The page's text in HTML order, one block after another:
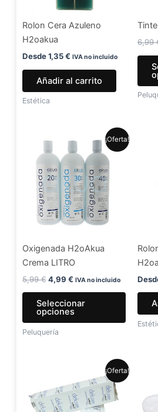
Rolon Cera Azuleno
H2oakua
Desde1,35€ IVA no incluido
Añadir al carrito
Estética
6,99
¡Oferta!
Oxigenada H2oAkua
Crema LITRO
5,99€
original
era:
5,99 €.
4,99 €
precio
actual
4,99 €.
IVA no incluido
Seleccionar
opciones
Este
producto
pueden
elegir
la
página
de
Peluquería
¡Oferta!
original
era:
7,99 €.
precio
actual
es:
6,49 €.